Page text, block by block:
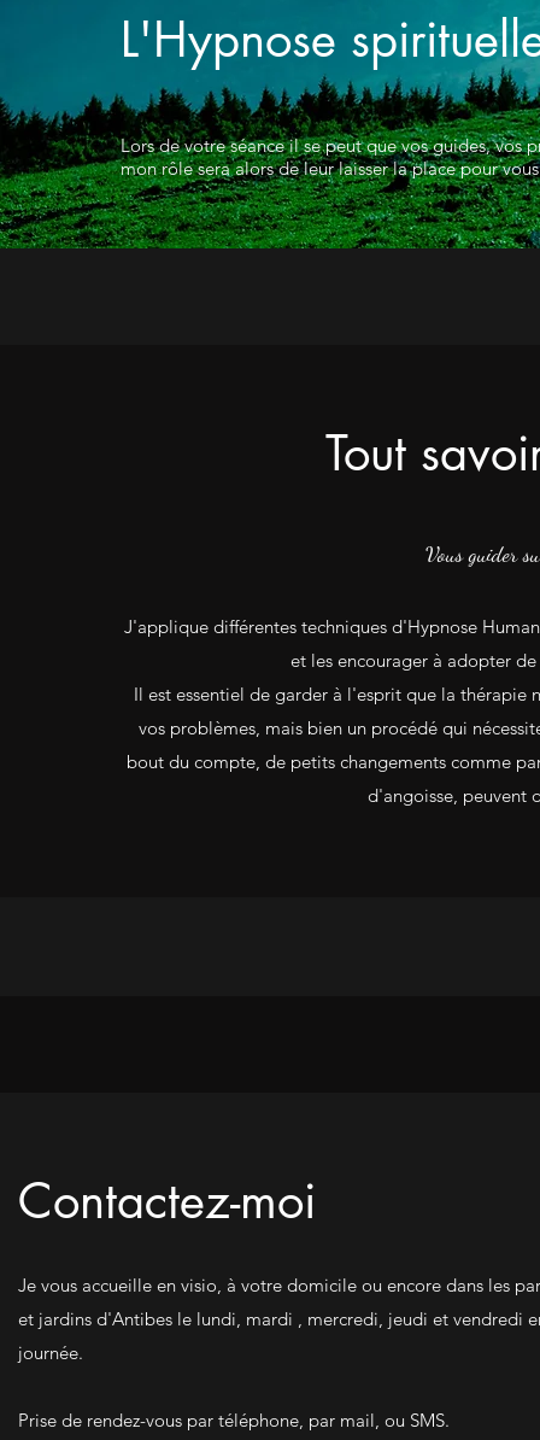
L'Hypnose
Lors de votre séance il se peut que vos guides, vos
mon rôle sera alors de leur laisser la place pour
Tout
Vous guider
J'applique différentes techniques d'Hypnose
et les encourager à adopter
Il est essentiel de garder à l'esprit que la thérapie
vos problèmes, mais bien un procédé qui
bout du compte, de petits changements comme
d'angoisse, peuvent
Contactez-moi
Je vous accueille en visio, à votre domicile ou encore dans les
et jardins d'Antibes le lundi, mardi , mercredi, jeudi et vendredi
journée.
Prise de rendez-vous par téléphone, par mail, ou SMS.